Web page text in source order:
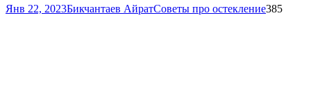
Янв 22, 2023Бикчантаев АйратСоветы про остекление385